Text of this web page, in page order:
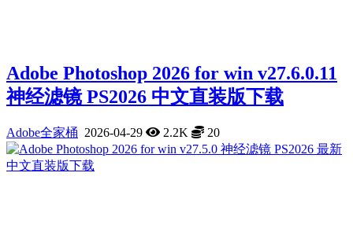
Adobe Photoshop 2026 for win v27.6.0.11
神经滤镜 PS2026 中文直装版下载
Adobe全家桶 2026-04-29 2.2K 20